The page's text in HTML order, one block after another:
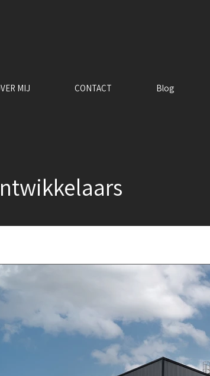
MIJ CONTACT Blog